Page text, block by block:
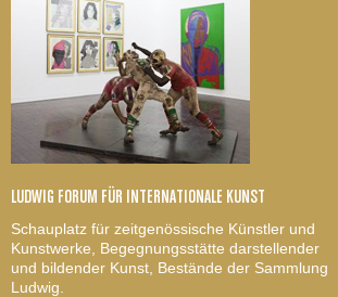
LUDWIG FORUM FÜR INTERNATIONALE KUNST
Schauplatz für zeitgenössische Künstler und
Kunstwerke, Begegnungsstätte darstellender
und bildender Kunst, Bestände der Sammlung
Ludwig.